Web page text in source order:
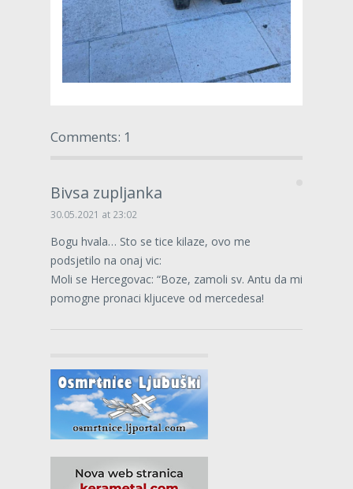
Comments: 1
Bivsa zupljanka
30.05.2021 at 23:02
Bogu hvala… Sto se tice kilaze, ovo me
podsjetilo na onaj vic:
Moli se Hercegovac: “Boze, zamoli sv. Antu da mi
pomogne pronaci kljuceve od mercedesa!